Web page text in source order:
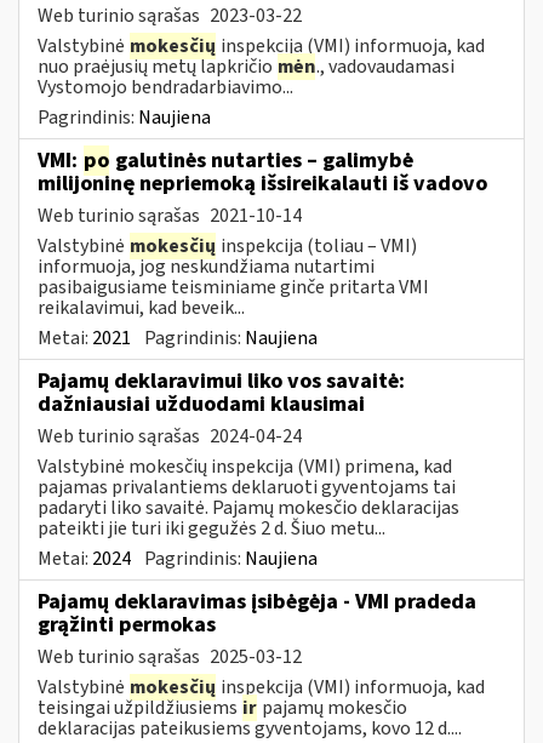
Web turinio sąrašas 2023-03-22
Valstybinė mokesčių inspekcija (VMI) informuoja, kad
nuo praėjusių metų lapkričio mėn., vadovaudamasi
Vystomojo bendradarbiavimo...
Pagrindinis: Naujiena
VMI: po galutinės nutarties – galimybė
milijoninę nepriemoką išsireikalauti iš vadovo
Web turinio sąrašas 2021-10-14
Valstybinė mokesčių inspekcija (toliau – VMI)
informuoja, jog neskundžiama nutartimi
pasibaigusiame teisminiame ginče pritarta VMI
reikalavimui, kad beveik...
Metai: 2021 Pagrindinis: Naujiena
Pajamų deklaravimui liko vos savaitė:
dažniausiai užduodami klausimai
Web turinio sąrašas 2024-04-24
Valstybinė mokesčių inspekcija (VMI) primena, kad
pajamas privalantiems deklaruoti gyventojams tai
padaryti liko savaitė. Pajamų mokesčio deklaracijas
pateikti jie turi iki gegužės 2 d. Šiuo metu...
Metai: 2024 Pagrindinis: Naujiena
Pajamų deklaravimas įsibėgėja - VMI pradeda
grąžinti permokas
Web turinio sąrašas 2025-03-12
Valstybinė mokesčių inspekcija (VMI) informuoja, kad
teisingai užpildžiusiems ir pajamų mokesčio
deklaracijas pateikusiems gyventojams, kovo 12 d....